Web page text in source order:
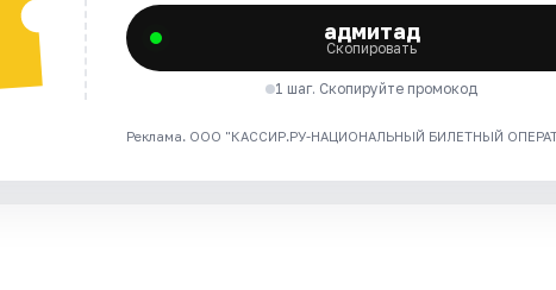
адмитад
Скопировать
1 шаг. Скопируйте промокод
Реклама. ООО "КАССИР.РУ-НАЦИОНАЛЬНЫЙ БИЛЕТНЫЙ